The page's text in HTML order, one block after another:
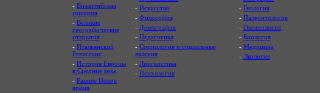
- Византийская
империя
- Великие
географические
открытия
- Итальянский
Ренессанс
- История Европы
в Средние века
- Раннее Новое
время
- Искусство
- Философия
- Демография
- Педагогика
- Социология и социальные
явления
- Лингвистика
- Психология
- Геология
- Палеонтология
- Океанология
- Биология
- Медицина
- Экология